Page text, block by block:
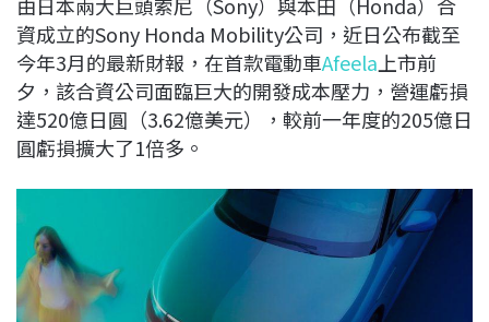
b
o
o
k
a
d
s
e
d
n
L
i
n
k
資成立的Sony Honda Mobility公司，近日公布截至
今年3月的最新財報，在首款電動車Afeela 上市前
夕，該合資公司面臨巨大的開發成本壓力，營運虧損
達520億日圓（3.62億美元），較前一年度的205億日
圓虧損擴大了1倍多。